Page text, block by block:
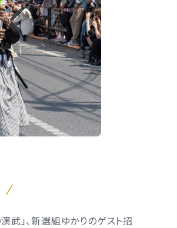
武」、新選組ゆかりのゲスト招